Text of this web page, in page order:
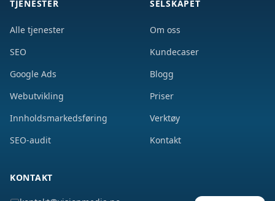
TJENESTER
Alle tjenester
SEO
Google Ads
Webutvikling
Innholdsmarkedsføring
SEO-audit
SELSKAPET
Om oss
Kundecaser
Blogg
Priser
Verktøy
Kontakt
KONTAKT